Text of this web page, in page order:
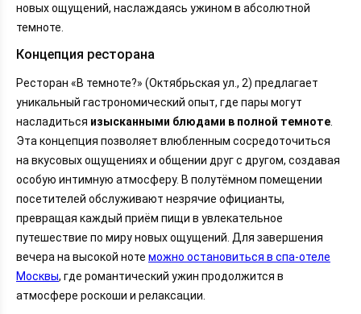
новых ощущений, наслаждаясь ужином в абсолютной
темноте.
Концепция ресторана
Ресторан «В темноте?» (Октябрьская ул., 2) предлагает
уникальный гастрономический опыт, где пары могут
насладиться изысканными блюдами в полной темноте.
Эта концепция позволяет влюбленным сосредоточиться
на вкусовых ощущениях и общении друг с другом, создавая
особую интимную атмосферу. В полутёмном помещении
посетителей обслуживают незрячие официанты,
превращая каждый приём пищи в увлекательное
путешествие по миру новых ощущений. Для завершения
вечера на высокой ноте можно остановиться в спа-отеле
Москвы, где романтический ужин продолжится в
атмосфере роскоши и релаксации.